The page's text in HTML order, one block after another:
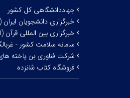
جهاددانشگاهی کل کشور
خبرگزاری دانشجویان ایران
خبرگزاری بین المللی قرآن
سامانه سلامت کشور -
شرکت فناوری بن یاخته
فروشگاه کتاب شانزده